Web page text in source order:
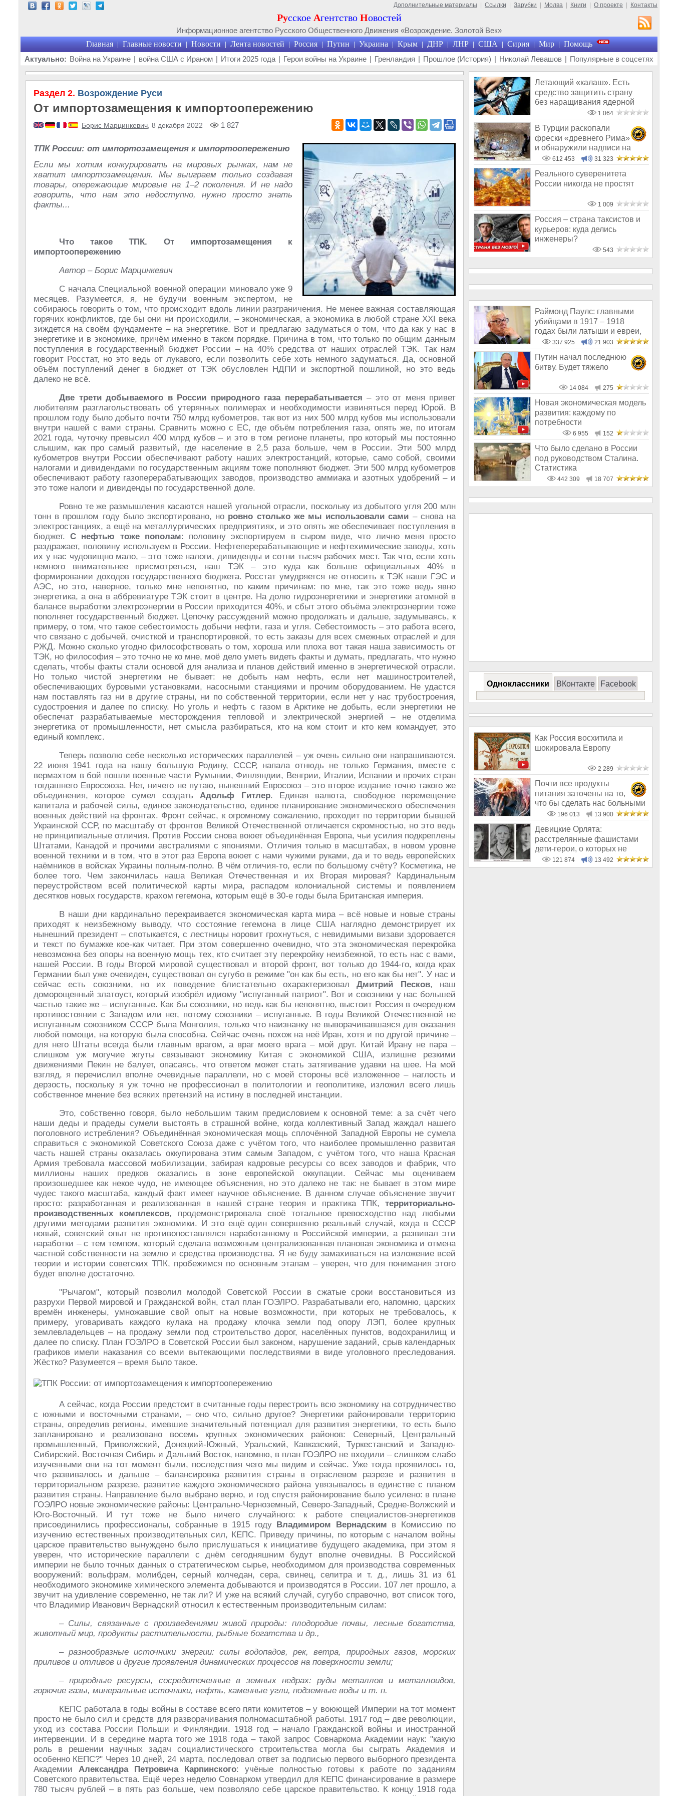
Дополнительные материалы Ссылки Зарубки Молва Книги О проекте Контакты
Русское Агентство Новостей
Информационное агентство Русского Общественного Движения «Возрождение. Золотой Век»
Главная | Главные новости | Новости | Лента новостей | Россия | Путин | Украина | Крым | ДНР | ЛНР | США | Сирия | Мир | Помощь
Актуально: Война на Украине | война США с Ираном | Итоги 2025 года | Герои войны на Украине | Гренландия | Прошлое (История) | Николай Левашов | Популярные в соцсетях
Раздел 2. Возрождение Руси
От импортозамещения к импортоопережению
Борис Марцинкевич , 8 декабря 2022 1 827
ТПК России: от импортозамещения к импортоопережению
Если мы хотим конкурировать на мировых рынках, нам не
хватит импортозамещения. Мы выиграем только создавая
товары, опережающие мировые на 1–2 поколения. И не надо
говорить, что нам это недоступно, нужно просто знать
факты...
Что такое ТПК. От импортозамещения к
импортоопережению
Автор – Борис Марцинкевич
С начала Специальной военной операции миновало уже 9
месяцев. Разумеется, я, не будучи военным экспертом, не
собираюсь говорить о том, что происходит вдоль линии разграничения. Не менее важная составляющая
горячих конфликтов, где бы они ни происходили, – экономическая, а экономика в любой стране XXI века
зиждется на своём фундаменте – на энергетике. Вот и предлагаю задуматься о том, что да как у нас в
энергетике и в экономике, причём именно в таком порядке. Причина в том, что только по общим данным
поступления в государственный бюджет России – на 40% средства от наших отраслей ТЭК. Так нам
говорит Росстат, но это ведь от лукавого, если позволить себе хоть немного задуматься. Да, основной
объём поступлений денег в бюджет от ТЭК обусловлен НДПИ и экспортной пошлиной, но это ведь
далеко не всё.
Две трети добываемого в России природного газа перерабатывается – это от меня привет
любителям разглагольствовать об утерянных полимерах и необходимости извиняться перед Юрой. В
прошлом году было добыто почти 750 млрд кубометров, так вот из них 500 млрд кубов мы использовали
внутри нашей с вами страны. Сравнить можно с ЕС, где объём потребления газа, опять же, по итогам
2021 года, чуточку превысил 400 млрд кубов – и это в том регионе планеты, про который мы постоянно
слышим, как про самый развитый, где население в 2,5 раза больше, чем в России. Эти 500 млрд
кубометров внутри России обеспечивают работу наших электростанций, которые, само собой, своими
налогами и дивидендами по государственным акциям тоже пополняют бюджет. Эти 500 млрд кубометров
обеспечивают работу газоперерабатывающих заводов, производство аммиака и азотных удобрений – и
это тоже налоги и дивиденды по государственной доле.
Ровно те же размышления касаются нашей угольной отрасли, поскольку из добытого угля 200 млн
тонн в прошлом году было экспортировано, но ровно столько же мы использовали сами – снова на
электростанциях, а ещё на металлургических предприятиях, и это опять же обеспечивает поступления в
бюджет.С нефтью тоже пополам: половину экспортируем в сыром виде, что лично меня просто
раздражает, половину используем в России. Нефтеперерабатывающие и нефтехимические заводы, хоть
их у нас чудовищно мало, – это тоже налоги, дивиденды и сотни тысяч рабочих мест. Так что, если хоть
немного внимательнее присмотреться, наш ТЭК – это куда как больше официальных 40% в
формировании доходов государственного бюджета. Росстат умудряется не относить к ТЭК наши ГЭС и
АЭС, но это, наверное, только мне непонятно, по каким причинам: по мне, так это тоже ведь явно
энергетика, а она в аббревиатуре ТЭК стоит в центре. На долю гидроэнергетики и энергетики атомной в
балансе выработки электроэнергии в России приходится 40%, и сбыт этого объёма электроэнергии тоже
пополняет государственный бюджет. Цепочку рассуждений можно продолжать и дальше, задумываясь, к
примеру, о том, что такое себестоимость добычи нефти, газа и угля. Себестоимость – это работа всего,
что связано с добычей, очисткой и транспортировкой, то есть заказы для всех смежных отраслей и для
РЖД. Можно сколько угодно философствовать о том, хороша или плоха вот такая наша зависимость от
ТЭК, но философия – это точно не ко мне, моё дело уметь видеть факты и думать, предлагать, что нужно
сделать, чтобы факты стали основой для анализа и планов действий именно в энергетической отрасли.
Но только чистой энергетики не бывает: не добыть нам нефть, если нет машиностроителей,
обеспечивающих буровыми установками, насосными станциями и прочим оборудованием. Не удастся
нам поставлять газ ни в другие страны, ни по собственной территории, если нет у нас трубостроения,
судостроения и далее по списку. Но уголь и нефть с газом в Арктике не добыть, если энергетики не
обеспечат разрабатываемые месторождения тепловой и электрической энергией – не отделима
энергетика от промышленности, нет смысла разбираться, кто на ком стоит и кто кем командует, это
единый комплекс.
Теперь позволю себе несколько исторических параллелей – уж очень сильно они напрашиваются.
22 июня 1941 года на нашу большую Родину, СССР, напала отнюдь не только Германия, вместе с
вермахтом в бой пошли военные части Румынии, Финляндии, Венгрии, Италии, Испании и прочих стран
тогдашнего Евросоюза. Нет, ничего не путаю, нынешний Евросоюз – это второе издание точно такого же
объединения, которое сумел создатьАдольф Гитлер. Единая валюта, свободное перемещение
капитала и рабочей силы, единое законодательство, единое планирование экономического обеспечения
военных действий на фронтах. Фронт сейчас, к огромному сожалению, проходит по территории бывшей
Украинской ССР, по масштабу от фронтов Великой Отечественной отличается скромностью, но это ведь
не принципиальные отличия. Против России снова воюет объединённая Европа, чьи усилия подкреплены
Штатами, Канадой и прочими австралиями с япониями. Отличия только в масштабах, в новом уровне
военной техники и в том, что в этот раз Европа воюет с нами чужими руками, да и то ведь европейских
наёмников в войсках Украины полным-полно. В чём отличия-то, если по большому счёту? Косметика, не
более того. Чем закончилась наша Великая Отечественная и их Вторая мировая? Кардинальным
переустройством всей политической карты мира, распадом колониальной системы и появлением
десятков новых государств, крахом гегемона, которым ещё в 30-е годы была Британская империя.
В наши дни кардинально перекраивается экономическая карта мира – всё новые и новые страны
приходят к неизбежному выводу, что состояние гегемона в лице США наглядно демонстрирует их
нынешний президент – спотыкается, с лестницы норовит грохнуться, с невидимыми визави здоровается
и текст по бумажке кое-как читает. При этом совершенно очевидно, что эта экономическая перекройка
невозможна без опоры на военную мощь тех, кто считает эту перекройку неизбежной, то есть нас с вами,
нашей России. В годы Второй мировой существовал и второй фронт, вот только до 1944-го, когда крах
Германии был уже очевиден, существовал он сугубо в режиме "он как бы есть, но его как бы нет". У нас и
сейчас есть союзники, но их поведение блистательно охарактеризовалДмитрий Песков, наш
доморощенный златоуст, который изобрёл идиому "испуганный патриот". Вот и союзники у нас большей
частью такие же – испуганные. Как бы союзники, но ведь как бы непонятно, выстоит Россия в очередном
противостоянии с Западом или нет, потому союзники – испуганные. В годы Великой Отечественной не
испуганным союзником СССР была Монголия, только что наизнанку не выворачивавшаяся для оказания
любой помощи, на которую была способна. Сейчас очень похож на неё Иран, хотя и по другой причине –
для него Штаты всегда были главным врагом, а враг моего врага – мой друг. Китай Ирану не пара –
слишком уж могучие жгуты связывают экономику Китая с экономикой США, излишне резкими
движениями Пекин не балует, опасаясь, что ответом может стать затягивание удавки на шее. На мой
взгляд, я перечислил вполне очевидные параллели, но с моей стороны всё изложенное – наглость и
дерзость, поскольку я уж точно не профессионал в политологии и геополитике, изложил всего лишь
собственное мнение без всяких претензий на истину в последней инстанции.
Это, собственно говоря, было небольшим таким предисловием к основной теме: а за счёт чего
наши деды и прадеды сумели выстоять в страшной войне, когда коллективный Запад жаждал нашего
поголовного истребления? Объединённая экономическая мощь сплочённой Западной Европы не сумела
справиться с экономикой Советского Союза даже с учётом того, что наиболее промышленно развитая
часть нашей страны оказалась оккупирована этим самым Западом, с учётом того, что наша Красная
Армия требовала массовой мобилизации, забирая кадровые ресурсы со всех заводов и фабрик, что
миллионы наших предков оказались в зоне европейской оккупации. Сейчас мы оцениваем
произошедшее как некое чудо, не имеющее объяснения, но это далеко не так: не бывает в этом мире
чудес такого масштаба, каждый факт имеет научное объяснение. В данном случае объяснение звучит
просто: разработанная и реализованная в нашей стране теория и практика ТПК, территориально-
производственных комплексов, продемонстрировала своё тотальное превосходство над любыми
другими методами развития экономики. И это ещё один совершенно реальный случай, когда в СССР
новый, советский опыт не противопоставлялся наработанному в Российской империи, а развивал эти
наработки – с тем темпом, который сделала возможным централизованная плановая экономика и отмена
частной собственности на землю и средства производства. Я не буду замахиваться на изложение всей
теории и истории советских ТПК, пробежимся по основным этапам – уверен, что для понимания этого
будет вполне достаточно.
"Рычагом", который позволил молодой Советской России в сжатые сроки восстановиться из
разрухи Первой мировой и Гражданской войн, стал план ГОЭЛРО. Разрабатывали его, напомню, царских
времён инженеры, умножавшие свой опыт на новые возможности, при которых не требовалось, к
примеру, уговаривать каждого кулака на продажу клочка земли под опору ЛЭП, более крупных
землевладельцев – на продажу земли под строительство дорог, населённых пунктов, водохранилищ и
далее по списку. План ГОЭЛРО в Советской России был законом, нарушение заданий, срыв календарных
графиков имели наказания со всеми вытекающими последствиями в виде уголовного преследования.
Жёстко? Разумеется – время было такое.
А сейчас, когда России предстоит в считанные годы перестроить всю экономику на сотрудничество
с южными и восточными странами, – оно что, сильно другое? Энергетики районировали территорию
страны, определив регионы, имевшие значительный потенциал для развития энергетики, то есть было
запланировано и реализовано восемь крупных экономических районов: Северный, Центральный
промышленный, Приволжский, Донецкий-Южный, Уральский, Кавказский, Туркестанский и Западно-
Сибирский. Восточная Сибирь и Дальний Восток, напомню, в план ГОЭЛРО не входили – слишком слабо
изученными они на тот момент были, последствия чего мы видим и сейчас. Уже тогда проявилось то,
что развивалось и дальше – балансировка развития страны в отраслевом разрезе и развития в
территориальном разрезе, развитие каждого экономического района увязывалось в единстве с планом
развития страны. Направление было выбрано верно, и год спустя районирование было усилено: в плане
ГОЭЛРО новые экономические районы: Центрально-Черноземный, Северо-Западный, Средне-Волжский и
Юго-Восточный. И тут тоже не было ничего случайного: к работе специалистов-энергетиков
присоединились профессионалы, собранные в 1915 году Владимиром Вернадским в Комиссию по
изучению естественных производительных сил, КЕПС. Приведу причины, по которым с началом войны
царское правительство вынуждено было прислушаться к инициативе будущего академика, при этом я
уверен, что исторические параллели с днём сегодняшним будут вполне очевидны. В Российской
империи не было точных данных о стратегическом сырье, необходимом для производства современных
вооружений: вольфрам, молибден, серный колчедан, сера, свинец, селитра и т. д., лишь 31 из 61
необходимого экономике химического элемента добываются и производятся в России. 107 лет прошло, а
звучит на удивление современно, не так ли? И уже на всякий случай, сугубо справочно, вот список того,
что Владимир Иванович Вернадский относил к естественным производительным силам:
– Силы, связанные с произведениями живой природы: плодородие почвы, лесные богатства,
животный мир, продукты растительности, рыбные богатства и др.,
–разнообразные источники энергии: силы водопадов, рек, ветра, природных газов, морских
приливов и отливов и другие проявления динамических процессов на поверхности земли;
–природные ресурсы, сосредоточенные в земных недрах: руды металлов и металлоидов,
горючие газы, минеральные источники, нефть, каменные угли, подземные воды и т. п.
КЕПС работала в годы войны в составе всего пяти комитетов – у воюющей Империи на тот момент
просто не было сил и средств для разворачивания полномасштабной работы. 1917 год – две революции,
уход из состава России Польши и Финляндии. 1918 год – начало Гражданской войны и иностранной
интервенции. И в середине марта того же 1918 года – такой запрос Совнаркома Академии наук: "какую
роль в решении научных задач социалистического строительства могла бы сыграть Академия и
особенно КЕПС?" Через 10 дней, 24 марта, последовал ответ за подписью первого выборного президента
Академии Александра Петровича Карпинского: учёные полностью готовы к работе по заданиям
Советского правительства. Ещё через неделю Совнарком утвердил для КЕПС финансирование в размере
780 тысяч рублей – в пять раз больше, чем позволяло себе царское правительство. К концу 1918 года
Летающий «калаш». Есть
средство защитить страну
без наращивания ядерной
1 064
В Турции раскопали
фрески «древнего Рима»
и обнаружили надписи на
Русском!
612 453 31 323
Реального суверенитета
России никогда не простят
1 009
Россия – страна таксистов и
курьеров: куда делись
инженеры?
543
Раймонд Паулс: главными
убийцами в 1917 – 1918
годах были латыши и евреи,
а не русс
337 925 21 903
Путин начал последнюю
битву. Будет тяжело
14 084 275
Новая экономическая модель
развития: каждому по
потребности
6 955 152
Что было сделано в России
под руководством Сталина.
Статистика
442 309 18 707
Одноклассники ВКонтакте Facebook
Как Россия восхитила и
шокировала Европу
2 289
Почти все продукты
питания заточены на то,
что бы сделать нас больными
и бесплодным
196 013 13 900
Девицкие Орлята:
расстрелянные фашистами
дети-герои, о которых не
рассказывают в шк
121 874 13 492